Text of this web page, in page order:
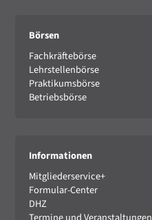
Börsen
Fachkräftebörse
Lehrstellenbörse
Praktikumsbörse
Betriebsbörse
Informationen
Mitgliederservice+
Formular-Center
DHZ